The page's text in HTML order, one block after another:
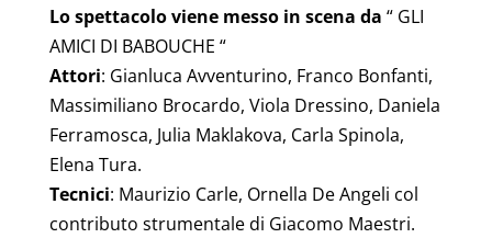
Lo spettacolo viene messo in scena da “ GLI
AMICI DI BABOUCHE “
Attori: Gianluca Avventurino, Franco Bonfanti,
Massimiliano Brocardo, Viola Dressino, Daniela
Ferramosca, Julia Maklakova, Carla Spinola,
Elena Tura.
Tecnici: Maurizio Carle, Ornella De Angeli col
contributo strumentale di Giacomo Maestri.